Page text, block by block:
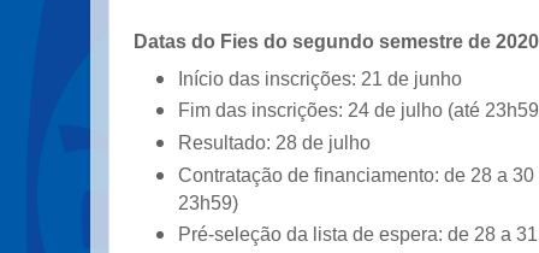
Datas do Fies do segundo semestre de 2020
Início das inscrições: 21 de junho
Fim das inscrições: 24 de julho (até
Resultado: 28 de julho
Contratação de financiamento: de 28 a
23h59)
Pré-seleção da lista de espera: de 28 a